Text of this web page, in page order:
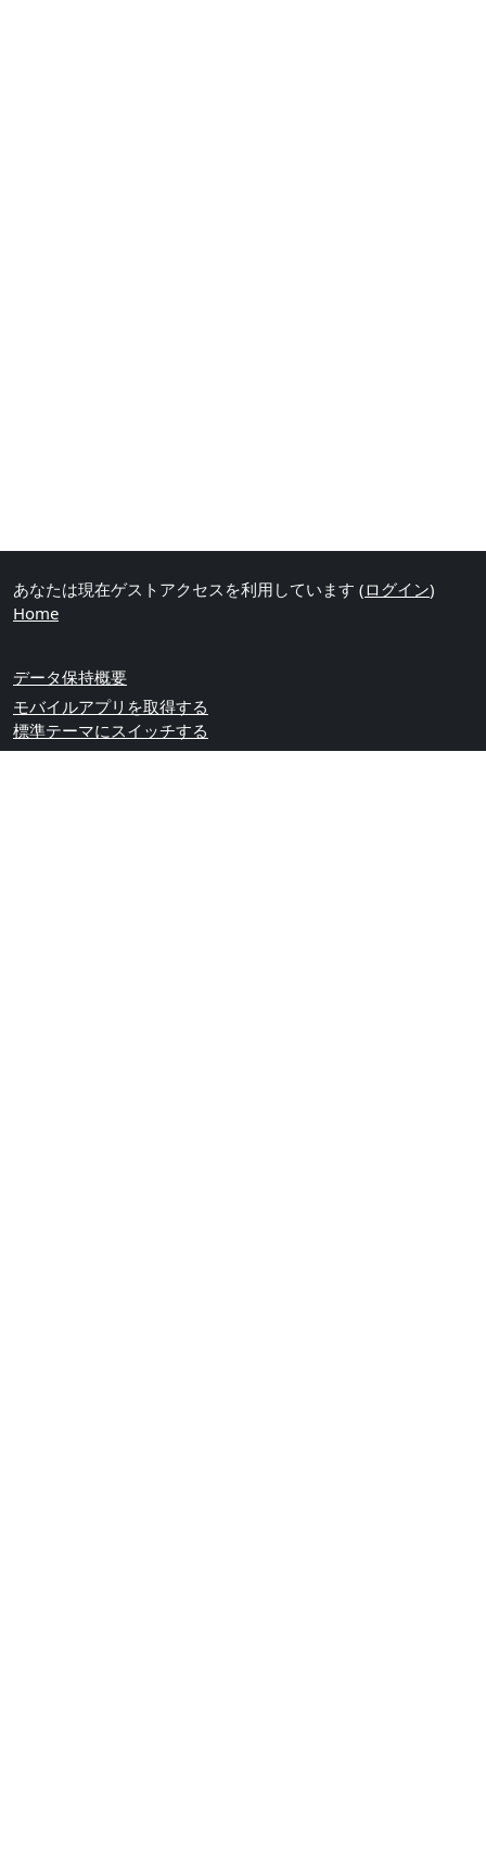
あなたは現在ゲストアクセスを利用しています (ログイン)
Home
データ保持概要
モバイルアプリを取得する
標準テーマにスイッチする